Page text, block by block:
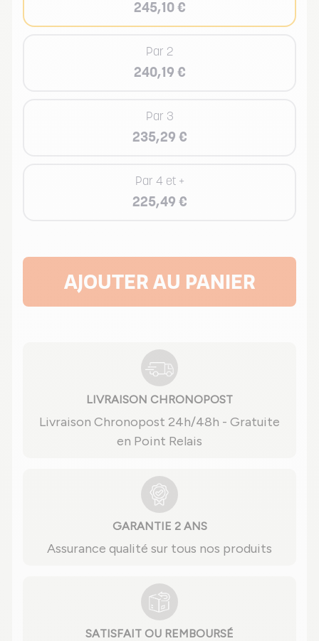
245,10 €
Par 2
240,19 €
Par 3
235,29 €
Par 4 et +
225,49 €
AJOUTER AU PANIER
LIVRAISON CHRONOPOST
Livraison Chronopost 24h/48h - Gratuite
en Point Relais
GARANTIE 2 ANS
Assurance qualité sur tous nos produits
SATISFAIT OU REMBOURSÉ